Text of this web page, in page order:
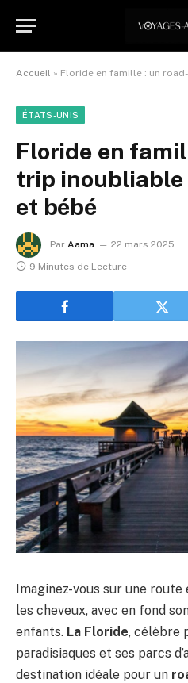
Accueil » Floride en famille : un road-
ÉTATS-UNIS
Floride en
trip inoubliable
et bébé
Par Aama 22 mars 2025
9 Minutes de Lecture
Imaginez-vous sur une route
les cheveux, avec en fond
enfants. La Floride, célèbre
paradisiaques et ses parcs
destination idéale pour un